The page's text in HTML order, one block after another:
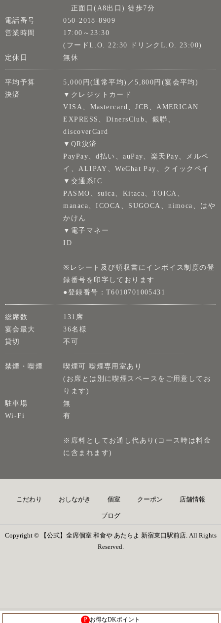
正面口(A8出口) 徒歩7分
電話番号
050-2018-8909
営業時間
17:00～23:30
(フードL.O. 22:30 ドリンクL.O. 23:00)
定休日
無休
平均予算
5,000円(通常平均)／5,800円(宴会平均)
決済
▼クレジットカード
VISA、Mastercard、JCB、AMERICAN
EXPRESS、DinersClub、銀聯、
discoverCard
▼QR決済
PayPay、d払い、auPay、楽天Pay、メルペ
イ、ALIPAY、WeChat Pay、クイックペイ
▼交通系IC
PASMO、suica、Kitaca、TOICA、
manaca、ICOCA、SUGOCA、nimoca、はや
かけん
▼電子マネー
ID
※レシート及び領収書にインボイス制度の登
録番号を印字しております
●登録番号：T6010701005431
総席数
131席
宴会最大
36名様
貸切
不可
禁煙・喫煙
喫煙可 喫煙専用室あり
(お席とは別に喫煙スペースをご用意してお
ります)
駐車場
無
Wi-Fi
有
※席料としてお通し代あり(コース時は料金
に含まれます)
こだわり おしながき 個室 クーポン 店舗情報
ブログ
Copyright © 【公式】全席個室 和食や あたらよ 新宿東口駅前店. All Rights
Reserved.
P お得なDKポイント